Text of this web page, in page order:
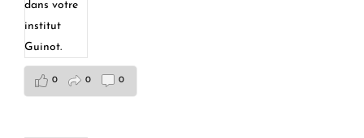
0 0 0